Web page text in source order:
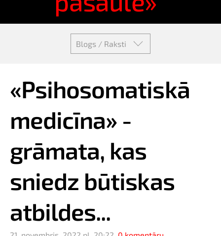
Blogs / Raksti
«Psihosomatiskā
medicīna» -
grāmata, kas
sniedz būtiskas
atbildes...